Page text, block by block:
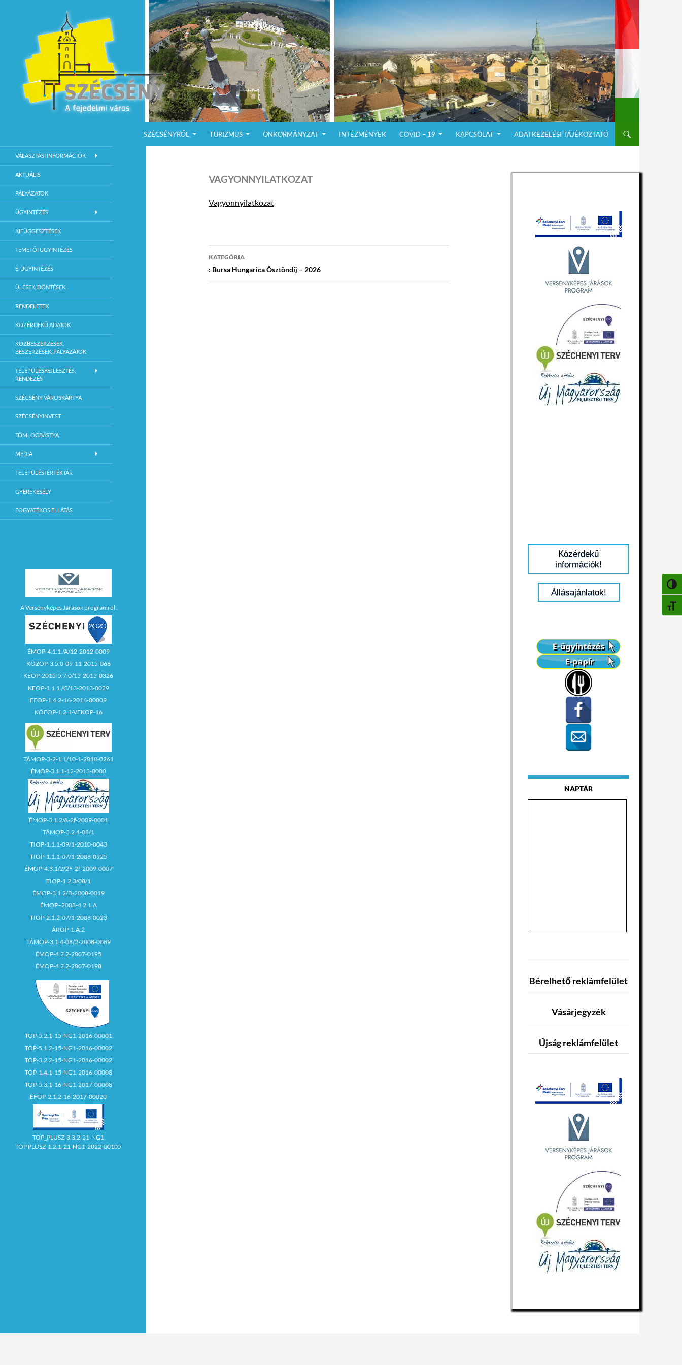
SZÉCSÉNYRŐL
TURIZMUS ÖNKORMÁNYZAT INTÉZMÉNYEK COVID – 19 KAPCSOLAT ADATKEZELÉSI TÁJÉKOZTATÓ
VAGYONNYILATKOZAT
Vagyonnyilatkozat
Bejegyzés
navigáció
KATEGÓRIA
: Bursa Hungarica Ösztöndíj – 2026
Közérdekű
információk!
Állásajánlatok!
NAPTÁR
Bérelhető reklámfelület
Vásárjegyzék
Újság reklámfelület
Szécsény Város Hivatalos Weboldala
VÁLASZTÁSI INFORMÁCIÓK
AKTUÁLIS
PÁLYÁZATOK
ÜGYINTÉZÉS
KIFÜGGESZTÉSEK
TEMETŐI ÜGYINTÉZÉS
E-ÜGYINTÉZÉS
ÜLÉSEK, DÖNTÉSEK
RENDELETEK
KÖZÉRDEKŰ ADATOK
KÖZBESZERZÉSEK,
BESZERZÉSEK, PÁLYÁZATOK
TELEPÜLÉSFEJLESZTÉS,
RENDEZÉS
SZÉCSÉNY VÁROSKÁRTYA
SZÉCSÉNYINVEST
TÖMLÖCBÁSTYA
MÉDIA
TELEPÜLÉSI ÉRTÉKTÁR
GYEREKESÉLY
FOGYATÉKOS ELLÁTÁS
A Versenyképes Járások programról:
ÉMOP-4.1.1./A/12-2012-0009
KÖZOP-3.5.0-09-11-2015-066
KEOP-2015-5.7.0/15-2015-0326
KEOP-1.1.1./C/13-2013-0029
EFOP-1.4.2-16-2016-00009
KÖFOP-1.2.1-VEKOP-16
TÁMOP-3-2-1.1/10-1-2010-0261
ÉMOP-3.1.1-12-2013-0008
ÉMOP-3.1.2/A-2f-2009-0001
TÁMOP-3.2.4-08/1
TIOP-1.1.1-09/1-2010-0043
TIOP-1.1.1-07/1-2008-0925
ÉMOP-4.3.1/2/2F-2f-2009-0007
TIOP-1.2.3/08/1
ÉMOP-3.1.2/B-2008-0019
ÉMOP–2008-4.2.1.A
TIOP-2.1.2-07/1-2008-0023
ÁROP-1.A.2
TÁMOP-3.1.4-08/2-2008-0089
ÉMOP-4.2.2-2007-0195
ÉMOP-4.2.2-2007-0198
TOP-5.2.1-15-NG1-2016-00001
TOP-5.1.2-15-NG1-2016-00002
TOP-3.2.2-15-NG1-2016-00002
TOP-1.4.1-15-NG1-2016-00008
TOP-5.3.1-16-NG1-2017-00008
EFOP-2.1.2-16-2017-00020
TOP_PLUSZ-3.3.2-21-NG1
TOP PLUSZ-1.2.1-21-NG1-2022-00105